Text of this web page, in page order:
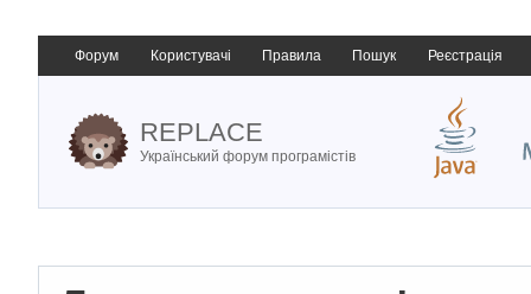
Форум Користувачі Правила Пошук Реєстрація
REPLACE
Український форум програмістів